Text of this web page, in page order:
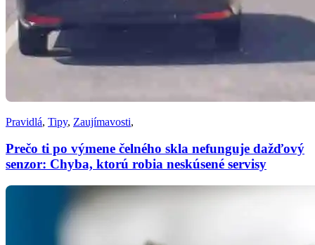
Pravidlá, Tipy, Zaujímavosti,
Prečo ti po výmene čelného skla nefunguje dažďový
senzor: Chyba, ktorú robia neskúsené servisy